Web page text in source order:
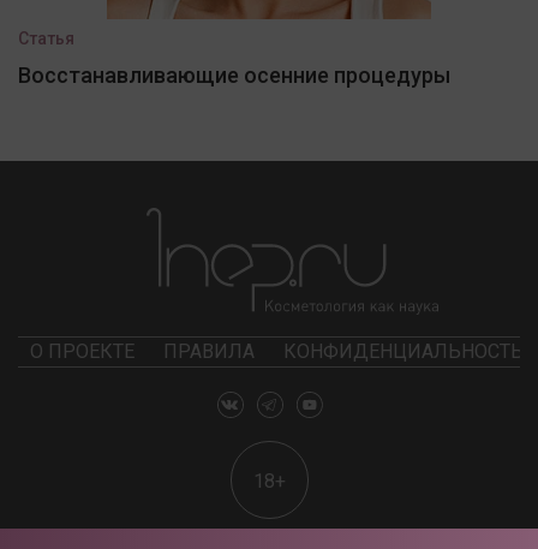
Статья
Восстанавливающие осенние процедуры
О ПРОЕКТЕ ПРАВИЛА КОНФИДЕНЦИАЛЬНОСТЬ
18+